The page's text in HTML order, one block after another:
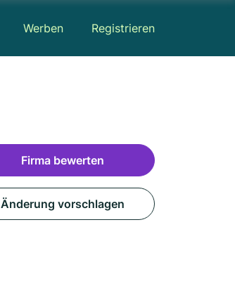
Werben Registrieren
Firma bewerten
Änderung vorschlagen